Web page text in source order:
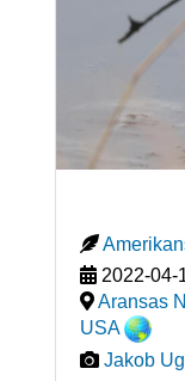
2022-04-
Aransas
USA
Jakob